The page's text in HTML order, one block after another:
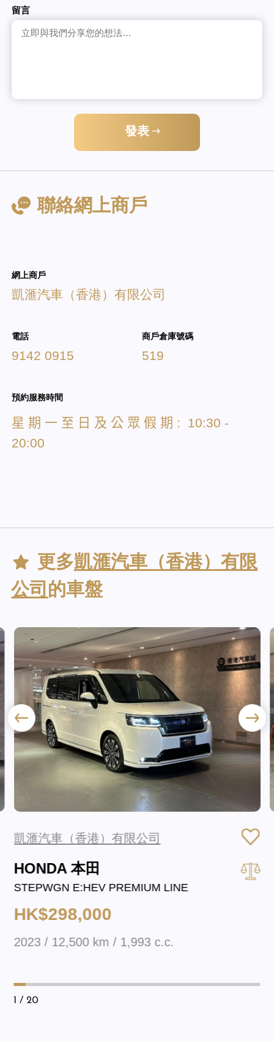
留言
發表
聯絡網上商戶
網上商戶
凱滙汽車（香港）有限公司
電話
9142 0915
商戶倉庫號碼
519
預約服務時間
星 期 一 至 日 及 公 眾 假 期 : 10:30 -
20:00
更多凱滙汽車（香港）有限
公司 的車盤
凱滙汽車（香港）有限公司
HONDA 本田
STEPWGN E:HEV PREMIUM LINE
HK$298,000
2023 / 12,500 km / 1,993 c.c.
1 / 20